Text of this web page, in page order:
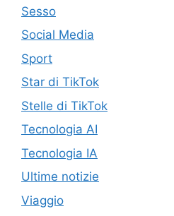
Sesso
Social Media
Sport
Star di TikTok
Stelle di TikTok
Tecnologia AI
Tecnologia IA
Ultime notizie
Viaggio